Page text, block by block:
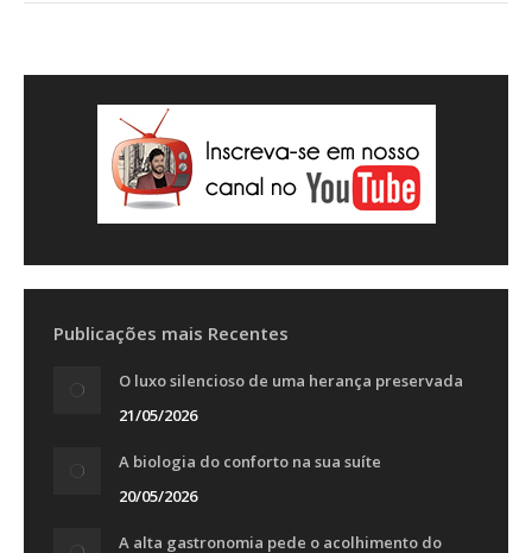
Publicações mais Recentes
O luxo silencioso de uma herança preservada
21/05/2026
A biologia do conforto na sua suíte
20/05/2026
A alta gastronomia pede o acolhimento do